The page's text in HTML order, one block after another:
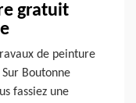
gratuit
de peinture
Boutonne
fassiez une